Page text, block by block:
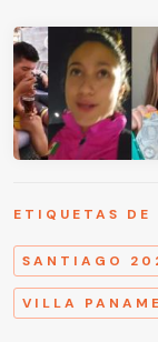
ETIQUETAS DE
SANTIAGO
VILLA